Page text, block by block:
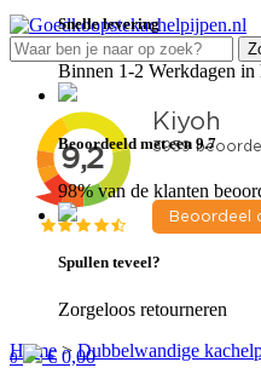
Zoeken
naar:
0 € 0,00
Snelle levering
Binnen 1-2 Werkdagen in
Beoordeeld met een 9.7
98% van de klanten
Spullen teveel?
Zorgeloos retourneren
Home >Dubbelwandige